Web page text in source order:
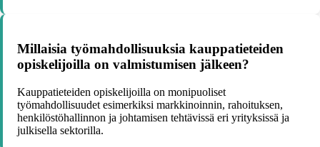
Millaisia työmahdollisuuksia kauppatieteiden
opiskelijoilla on valmistumisen jälkeen?
Kauppatieteiden opiskelijoilla on monipuoliset
työmahdollisuudet esimerkiksi markkinoinnin, rahoituksen,
henkilöstöhallinnon ja johtamisen tehtävissä eri yrityksissä ja
julkisella sektorilla.